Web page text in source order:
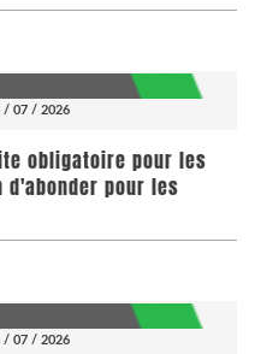
/ 07 / 2026
obligatoire pour les
pour les
/ 07 / 2026